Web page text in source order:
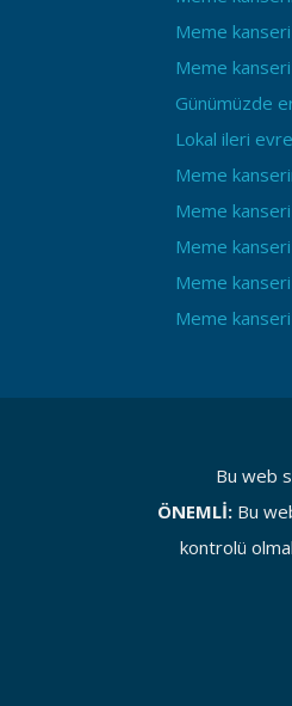
Meme
Meme kanseri
Günümüzde
Lokal ileri
Meme
Meme
Meme
Meme
Meme
Bu web
ÖNEMLİ: Bu
kontrolü